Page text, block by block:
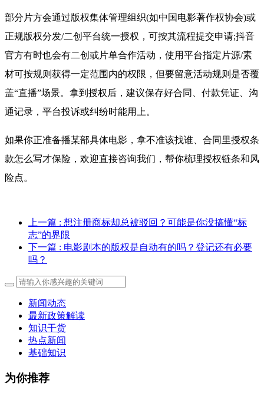
部分片方会通过版权集体管理组织(如中国电影著作权协会)或
正规版权分发/二创平台统一授权，可按其流程提交申请;抖音
官方有时也会有二创或片单合作活动，使用平台指定片源/素
材可按规则获得一定范围内的权限，但要留意活动规则是否覆
盖“直播”场景。拿到授权后，建议保存好合同、付款凭证、沟
通记录，平台投诉或纠纷时能用上。
如果你正准备播某部具体电影，拿不准该找谁、合同里授权条
款怎么写才保险，欢迎直接咨询我们，帮你梳理授权链条和风
险点。
上一篇 : 想注册商标却总被驳回？可能是你没搞懂“标
志”的界限
下一篇 : 电影剧本的版权是自动有的吗？登记还有必要
吗？
新闻动态
最新政策解读
知识干货
热点新闻
基础知识
为你推荐